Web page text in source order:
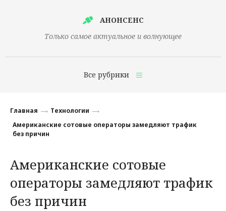
АНОНСЕНС
Только самое актуальное и волнующее
Все рубрики
Финансы
Наука
Культура
Общество
Главная
Технологии
Американские сотовые операторы замедляют трафик
без причин
Американские сотовые
операторы замедляют трафик
без причин